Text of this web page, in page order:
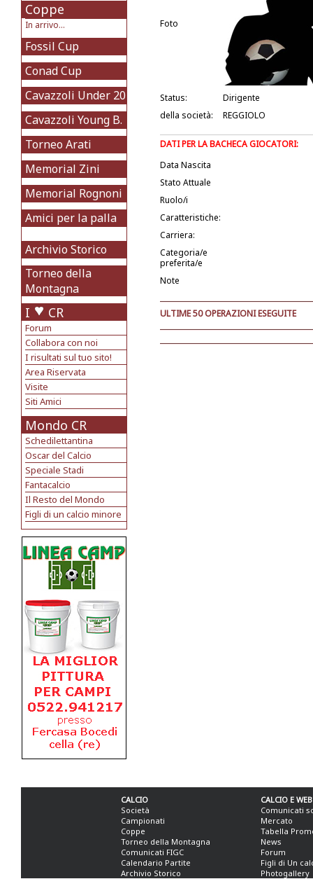
Coppe
In arrivo...
Fossil Cup
Conad Cup
Cavazzoli Under 20
Cavazzoli Young B.
Torneo Arati
Memorial Zini
Memorial Rognoni
Amici per la palla
Archivio Storico
Torneo della
Montagna
I CR
Forum
Collabora con noi
I risultati sul tuo sito!
Area Riservata
Visite
Siti Amici
Mondo CR
Schedilettantina
Oscar del Calcio
Speciale Stadi
Fantacalcio
Il Resto del Mondo
Figli di un calcio minore
Foto
Status:
Dirigente
della società:
REGGIOLO
DATI PER LA BACHECA GIOCATORI:
Data Nascita
Stato Attuale
Ruolo/i
Caratteristiche:
Carriera:
Categoria/e
preferita/e
Note
ULTIME 50 OPERAZIONI ESEGUITE
CALCIO
Società
Campionati
Coppe
Torneo della Montagna
Comunicati FIGC
Calendario Partite
Archivio Storico
CALCIO E WEB
Comunicati
Mercato
Tabella
News
Forum
Figli di Un
Photogallery